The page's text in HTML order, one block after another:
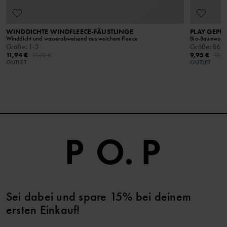
WINDDICHTE WINDFLEECE-FÄUSTLINGE
Winddicht und wasserabweisend aus weichem Fleece
Größe: 1-3
11,94 €
OUTLET
PLAY
Bio-
Größe: 86-
9,95 €
OUTLET
Sei dabei und spare 15% bei deinem
ersten Einkauf!